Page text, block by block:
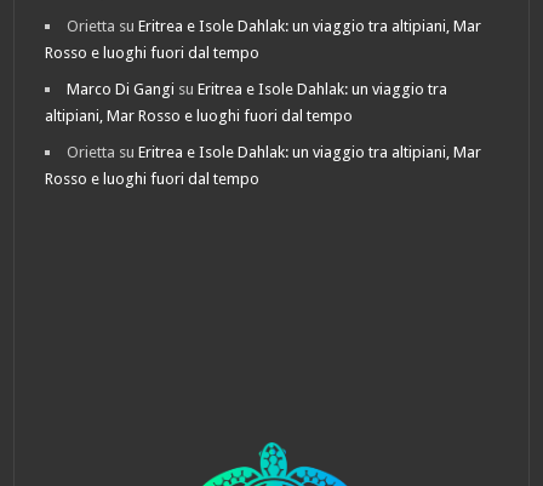
Orietta suEritrea e Isole Dahlak: un viaggio tra altipiani, Mar
Rosso e luoghi fuori dal tempo
Marco Di Gangi suEritrea e Isole Dahlak: un viaggio tra
altipiani, Mar Rosso e luoghi fuori dal tempo
Orietta suEritrea e Isole Dahlak: un viaggio tra altipiani, Mar
Rosso e luoghi fuori dal tempo